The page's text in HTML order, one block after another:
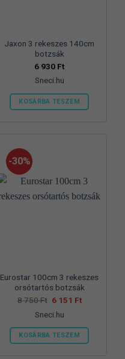
Jaxon 3 rekeszes 140cm
botzsák
6 930 Ft
Sneci.hu
KOSÁRBA TESZEM
-30%
Eurostar 100cm 3 rekeszes
orsótartós botzsák
8 750Ft Original
was:
750 Ft.
6 151 FtCurrent
151 Ft.
Sneci.hu
KOSÁRBA TESZEM